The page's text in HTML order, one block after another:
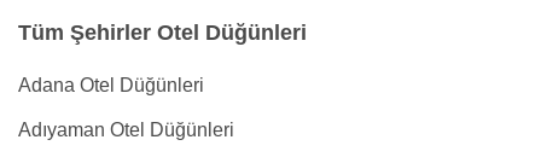
Tüm Şehirler Otel Düğünleri
Adana Otel Düğünleri
Adıyaman Otel Düğünleri